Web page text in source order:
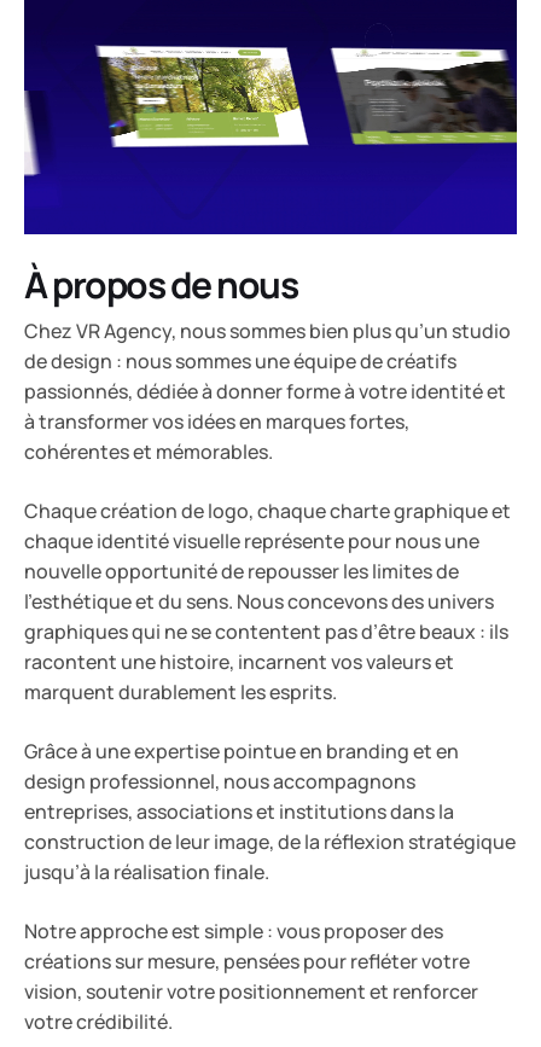
À propos de nous
Chez VR Agency, nous sommes bien plus qu’un studio
de design : nous sommes une équipe de créatifs
passionnés, dédiée à donner forme à votre identité et
à transformer vos idées en marques fortes,
cohérentes et mémorables.
Chaque création de logo, chaque charte graphique et
chaque identité visuelle représente pour nous une
nouvelle opportunité de repousser les limites de
l’esthétique et du sens. Nous concevons des univers
graphiques qui ne se contentent pas d’être beaux : ils
racontent une histoire, incarnent vos valeurs et
marquent durablement les esprits.
Grâce à une expertise pointue en branding et en
design professionnel, nous accompagnons
entreprises, associations et institutions dans la
construction de leur image, de la réflexion stratégique
jusqu’à la réalisation finale.
Notre approche est simple : vous proposer des
créations sur mesure, pensées pour refléter votre
vision, soutenir votre positionnement et renforcer
votre crédibilité.